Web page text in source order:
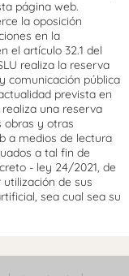
página web.
la oposición
en la
el artículo 32.1 del
realiza la reserva
comunicación pública
prevista en
realiza una reserva
obras y otras
a medios de lectura
a tal fin de
- ley 24/2021, de
de sus
sea cual sea su